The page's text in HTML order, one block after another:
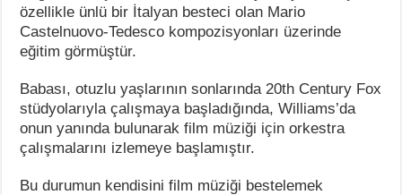
özellikle ünlü bir İtalyan besteci olan Mario
Castelnuovo-Tedesco kompozisyonları üzerinde
eğitim görmüştür.
Babası, otuzlu yaşlarının sonlarında 20th Century Fox
stüdyolarıyla çalışmaya başladığında, Williams’da
onun yanında bulunarak film müziği için orkestra
çalışmalarını izlemeye başlamıştır.
Bu durumun kendisini film müziği bestelemek